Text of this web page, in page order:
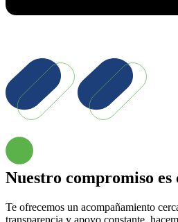
Nuestro compromiso es
Te ofrecemos un acompañamiento